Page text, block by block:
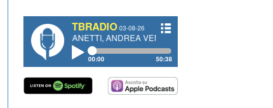
TBRADIO 03-08-26
GIANETTI, ANDREA VENDRAME, FILIPPO FIORELLI
00:00 50:38